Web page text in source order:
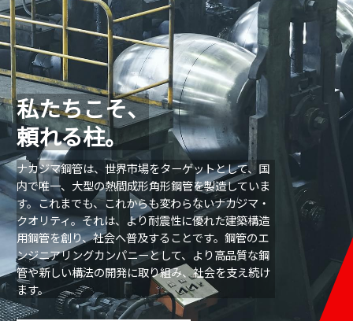
私たちこそ、
頼れる柱。
ナカジマ鋼管は、世界市場をターゲットとして、国
内で唯一、大型の熱間成形角形鋼管を製造していま
す。これまでも、これからも変わらないナカジマ・
クオリティ。それは、より耐震性に優れた建築構造
用鋼管を創り、社会へ普及することです。鋼管のエ
ンジニアリングカンパニーとして、より高品質な鋼
管や新しい構法の開発に取り組み、社会を支え続け
ます。